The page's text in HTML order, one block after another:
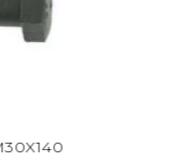
SURUB DIN